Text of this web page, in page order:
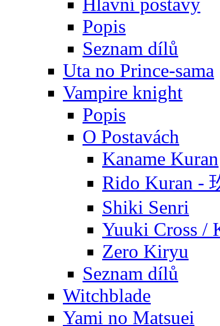
Popis
Seznam dílů
Uta no Prince-sama
Vampire knight
Popis
O Postavách
Kaname Kuran
Rido Kuran -
Shiki Senri
Yuuki Cross /
Zero Kiryu
Seznam dílů
Witchblade
Yami no Matsuei